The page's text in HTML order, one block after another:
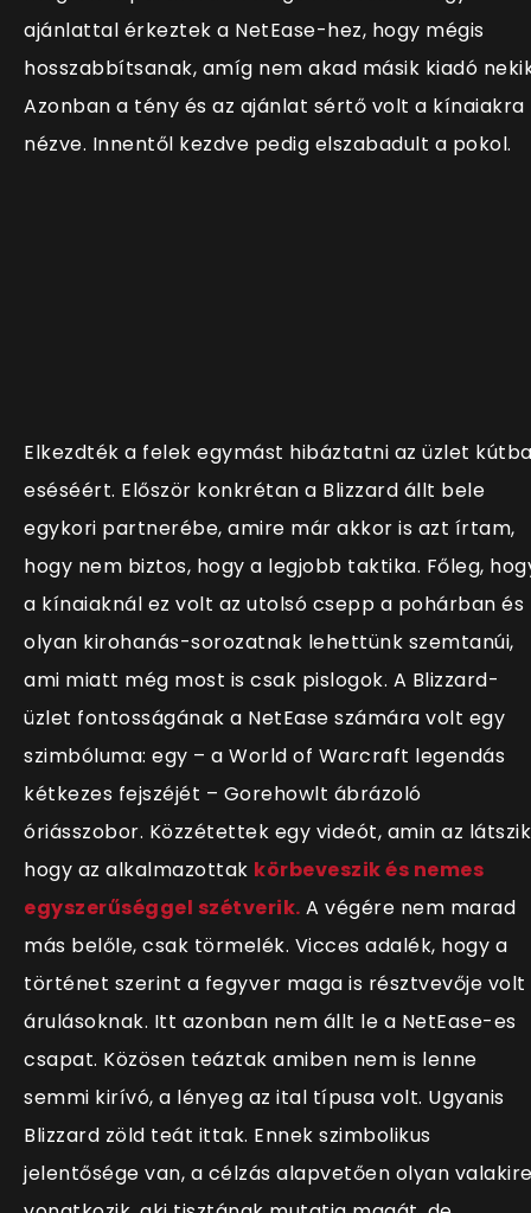
ajánlattal érkeztek a NetEase-hez, hogy mégis
hosszabbítsanak, amíg nem akad másik kiadó
Azonban a tény és az ajánlat sértő volt a kínaiakra
nézve. Innentől kezdve pedig elszabadult a pokol.
Elkezdték a felek egymást hibáztatni az üzlet
eséséért. Először konkrétan a Blizzard állt bele
egykori partnerébe, amire már akkor is azt írtam,
hogy nem biztos, hogy a legjobb taktika. Főleg,
a kínaiaknál ez volt az utolsó csepp a pohárban és
olyan kirohanás-sorozatnak lehettünk szemtanúi,
ami miatt még most is csak pislogok. A Blizzard-
üzlet fontosságának a NetEase számára volt egy
szimbóluma: egy – a World of Warcraft legendás
kétkezes fejszéjét – Gorehowlt ábrázoló
óriásszobor. Közzétettek egy videót, amin az
hogy az alkalmazottak körbeveszik és nemes
egyszerűséggel szétverik. A végére nem marad
más belőle, csak törmelék. Vicces adalék, hogy a
történet szerint a fegyver maga is résztvevője volt
árulásoknak. Itt azonban nem állt le a NetEase-es
csapat. Közösen teáztak amiben nem is lenne
semmi kirívó, a lényeg az ital típusa volt. Ugyanis
Blizzard zöld teát ittak. Ennek szimbolikus
jelentősége van, a célzás alapvetően olyan